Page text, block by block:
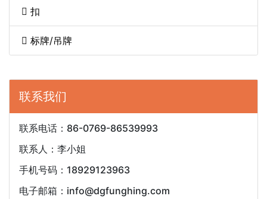
扣
标牌/吊牌
联系我们
联系电话：86-0769-86539993
联系人：李小姐
手机号码：18929123963
电子邮箱：info@dgfunghing.com